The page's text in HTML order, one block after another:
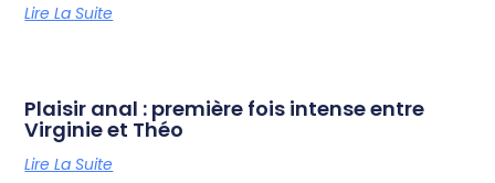
Lire La Suite
Plaisir anal : première fois intense entre
Virginie et Théo
Lire La Suite